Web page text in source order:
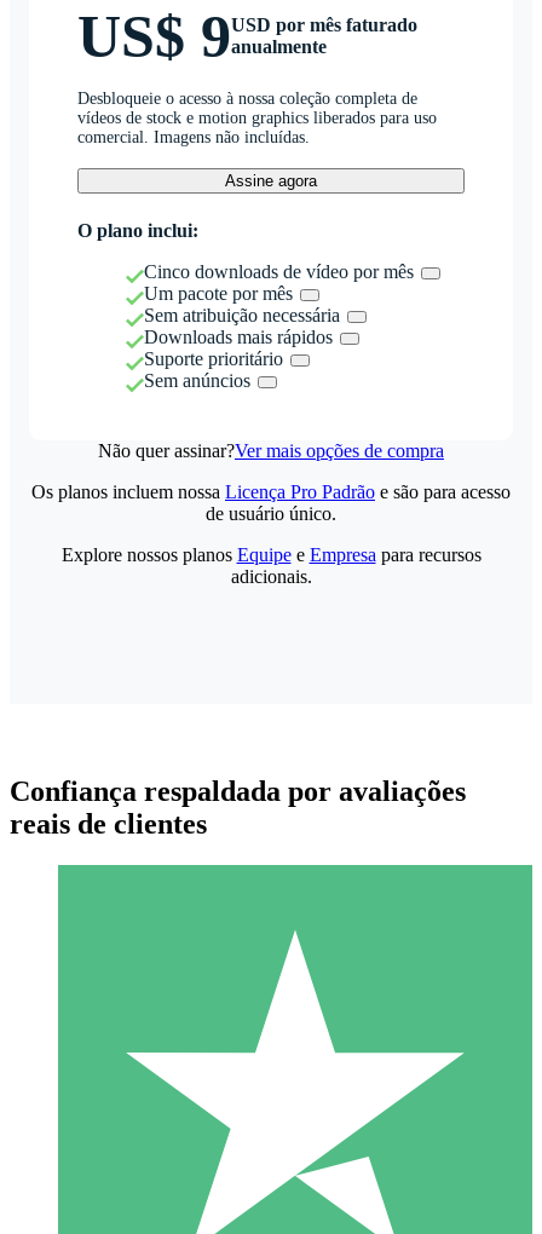
US$ 9USD por mês faturado
anualmente
Desbloqueie o acesso à nossa coleção completa de
vídeos de stock e motion graphics liberados para uso
comercial. Imagens não incluídas.
Assine agora
O plano inclui:
Cinco downloads de vídeo por mês
Um pacote por mês
Sem atribuição necessária
Downloads mais rápidos
Suporte prioritário
Sem anúncios
Não quer assinar?Ver mais opções de compra
Pacotes de Créditos Individuais
Pague conforme o uso com créditos de download. Sem
1000
Os planos incluem nossa Licença Pro Padrão e são para acesso
de usuário único.
Explore nossos planos Equipee Empresa para recursos
adicionais.
Confiança respaldada por avaliações
reais de clientes